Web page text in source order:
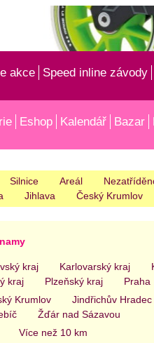
akce Speed inline závody
Eshop Kalendář Bazar
Silnice Areál
Jihlava Český Krumlov
kraj Karlovarský kraj
kraj Plzeňský kraj Praha
Krumlov Jindřichův Hradec
Žďár nad Sázavou
Více než 10 km